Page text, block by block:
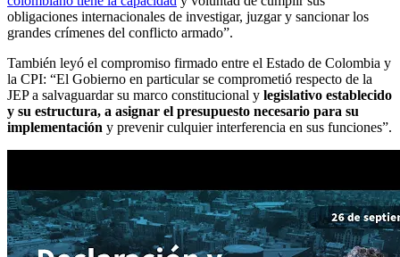
obligaciones internacionales de investigar, juzgar y sancionar los
grandes crímenes del conflicto armado”.
También leyó el compromiso firmado entre el Estado de Colombia y
la CPI: “El Gobierno en particular se comprometió respecto de la
JEP a salvaguardar su marco constitucional y legislativo establecido
y su estructura, a asignar el presupuesto necesario para su
implementación y prevenir culquier interferencia en sus funciones”.